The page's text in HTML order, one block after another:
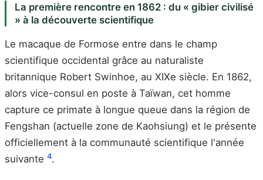
La première rencontre en 1862 : du « gibier civilisé
» à la découverte scientifique
Le macaque de Formose entre dans le champ
scientifique occidental grâce au naturaliste
britannique Robert Swinhoe, au XIXe siècle. En 1862,
alors vice-consul en poste à Taïwan, cet homme
capture ce primate à longue queue dans la région de
Fengshan (actuelle zone de Kaohsiung) et le présente
officiellement à la communauté scientifique l'année
suivante 4.